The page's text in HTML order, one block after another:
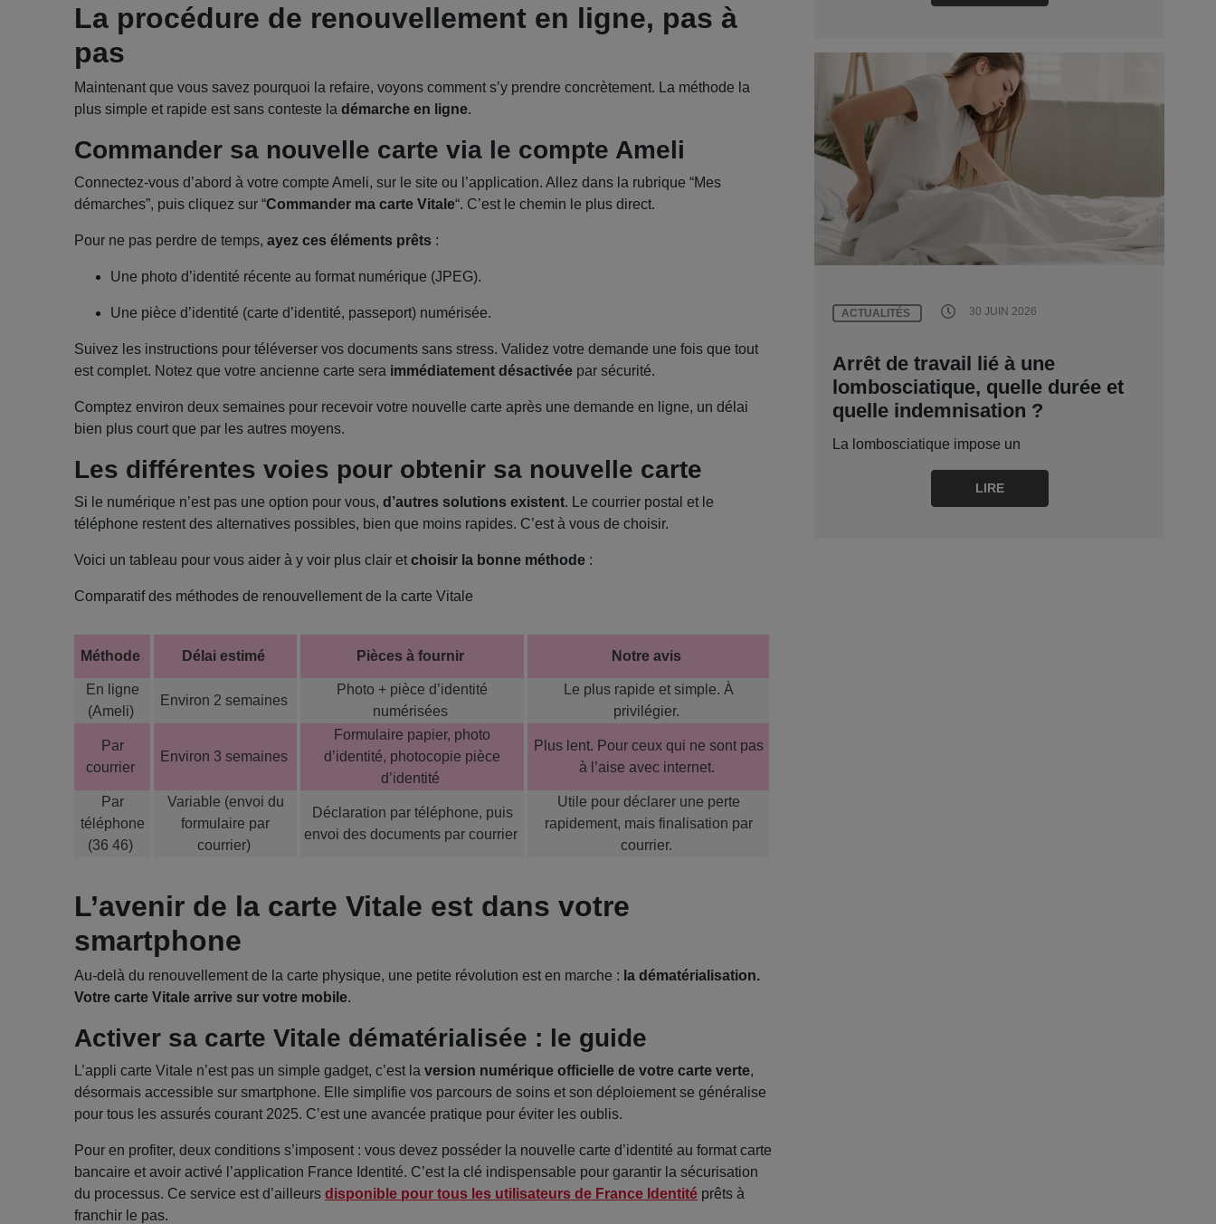
La procédure de renouvellement en ligne, pas à
pas
Maintenant que vous savez pourquoi la refaire, voyons comment s’y prendre concrètement. La méthode la
plus simple et rapide est sans conteste la démarche en ligne.
Commander sa nouvelle carte via le compte Ameli
Connectez-vous d’abord à votre compte Ameli, sur le site ou l’application. Allez dans la rubrique “Mes
démarches”, puis cliquez sur “Commander ma carte Vitale“. C’est le chemin le plus direct.
Pour ne pas perdre de temps, ayez ces éléments prêts :
Une photo d’identité récente au format numérique (JPEG).
Une pièce d’identité (carte d’identité, passeport) numérisée.
Suivez les instructions pour téléverser vos documents sans stress. Validez votre demande une fois que tout
est complet. Notez que votre ancienne carte sera immédiatement désactivée par sécurité.
Comptez environ deux semaines pour recevoir votre nouvelle carte après une demande en ligne, un délai
bien plus court que par les autres moyens.
Les différentes voies pour obtenir sa nouvelle carte
Si le numérique n’est pas une option pour vous, d’autres solutions existent. Le courrier postal et le
téléphone restent des alternatives possibles, bien que moins rapides. C’est à vous de choisir.
Voici un tableau pour vous aider à y voir plus clair et choisir la bonne méthode :
Comparatif des méthodes de renouvellement de la carte Vitale
Méthode Délai estimé Pièces à fournir Notre avis
En ligne
(Ameli)
Environ 2 semaines
Photo + pièce d’identité
numérisées
Le plus rapide et simple. À
privilégier.
Par
courrier
Environ 3 semaines
Formulaire papier, photo
d’identité, photocopie pièce
d’identité
Plus lent. Pour ceux qui ne sont pas
à l’aise avec internet.
Par
téléphone
(36 46)
Variable (envoi du
formulaire par
courrier)
Déclaration par téléphone, puis
envoi des documents par courrier
Utile pour déclarer une perte
rapidement, mais finalisation par
courrier.
L’avenir de la carte Vitale est dans votre
smartphone
Au-delà du renouvellement de la carte physique, une petite révolution est en marche : la dématérialisation.
Votre carte Vitale arrive sur votre mobile.
Activer sa carte Vitale dématérialisée : le guide
L’appli carte Vitale n’est pas un simple gadget, c’est la version numérique officielle de votre carte verte,
désormais accessible sur smartphone. Elle simplifie vos parcours de soins et son déploiement se généralise
pour tous les assurés courant 2025. C’est une avancée pratique pour éviter les oublis.
Pour en profiter, deux conditions s’imposent : vous devez posséder la nouvelle carte d’identité au format carte
bancaire et avoir activé l’application France Identité. C’est la clé indispensable pour garantir la sécurisation
du processus. Ce service est d’ailleurs disponible pour tous les utilisateurs de France Identité prêts à
franchir le pas.
ACTUALITÉS 30 JUIN 2026
Arrêt de travail lié à une
lombosciatique, quelle durée et
quelle indemnisation ?
La lombosciatique impose un
LIRE